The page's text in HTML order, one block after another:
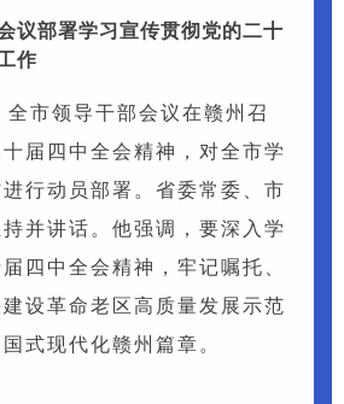
议部署学习宣传贯彻党的二十
作
全市领导干部会议在赣州召
届四中全会精神，对全市学
行动员部署。省委常委、市
并讲话。他强调，要深入学
四中全会精神，牢记嘱托、
设革命老区高质量发展示范
式现代化赣州篇章。